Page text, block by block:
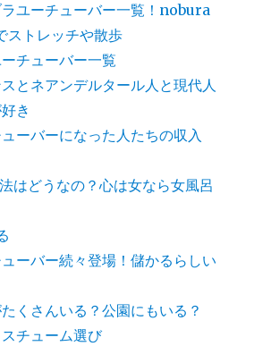
ユーチューバー一覧！nobura
トレッチや散歩
チューバー一覧
とネアンデルタール人と現代人
き
ーバーになった人たちの収入
はどうなの？心は女なら女風呂
ーバー続々登場！儲かるらしい
くさんいる？公園にもいる？
チューム選び